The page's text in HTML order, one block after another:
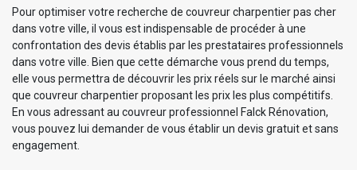
Pour optimiser votre recherche de couvreur charpentier pas cher
dans votre ville, il vous est indispensable de procéder à une
confrontation des devis établis par les prestataires professionnels
dans votre ville. Bien que cette démarche vous prend du temps,
elle vous permettra de découvrir les prix réels sur le marché ainsi
que couvreur charpentier proposant les prix les plus compétitifs.
En vous adressant au couvreur professionnel Falck Rénovation,
vous pouvez lui demander de vous établir un devis gratuit et sans
engagement.